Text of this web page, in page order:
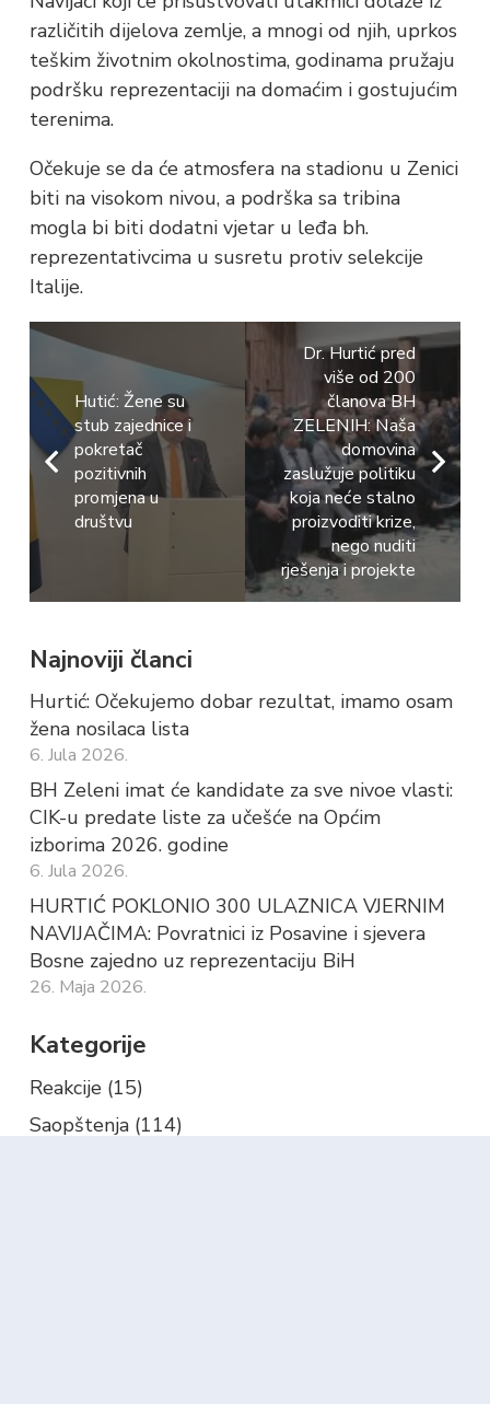
različitih dijelova zemlje, a mnogi od njih, uprkos
teškim životnim okolnostima, godinama pružaju
podršku reprezentaciji na domaćim i gostujućim
terenima.
Očekuje se da će atmosfera na stadionu u Zenici
biti na visokom nivou, a podrška sa tribina
mogla bi biti dodatni vjetar u leđa bh.
reprezentativcima u susretu protiv selekcije
Italije.
Hutić: Žene su
stub zajednice i
pokretač
pozitivnih
promjena u
društvu
Dr. Hurtić pred
više od 200
članova BH
ZELENIH: Naša
domovina
zaslužuje politiku
koja neće stalno
proizvoditi krize,
nego nuditi
rješenja i projekte
Najnoviji članci
Hurtić: Očekujemo dobar rezultat, imamo osam
žena nosilaca lista
6. Jula 2026.
BH Zeleni imat će kandidate za sve nivoe vlasti:
CIK-u predate liste za učešće na Općim
izborima 2026. godine
6. Jula 2026.
HURTIĆ POKLONIO 300 ULAZNICA VJERNIM
NAVIJAČIMA: Povratnici iz Posavine i sjevera
Bosne zajedno uz reprezentaciju BiH
26. Maja 2026.
Kategorije
Reakcije (15)
Saopštenja (114)